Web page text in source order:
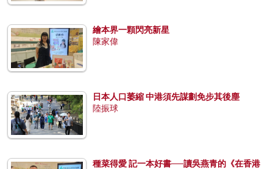
繪本界一顆閃亮新星
陳家偉
日本人口萎縮 中港須先謀劃免步其後塵
陸振球
種菜得愛 記一本好書──讀吳燕青的《在香港